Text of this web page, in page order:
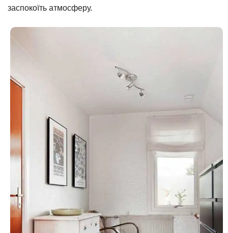
заспокоїть атмосферу.